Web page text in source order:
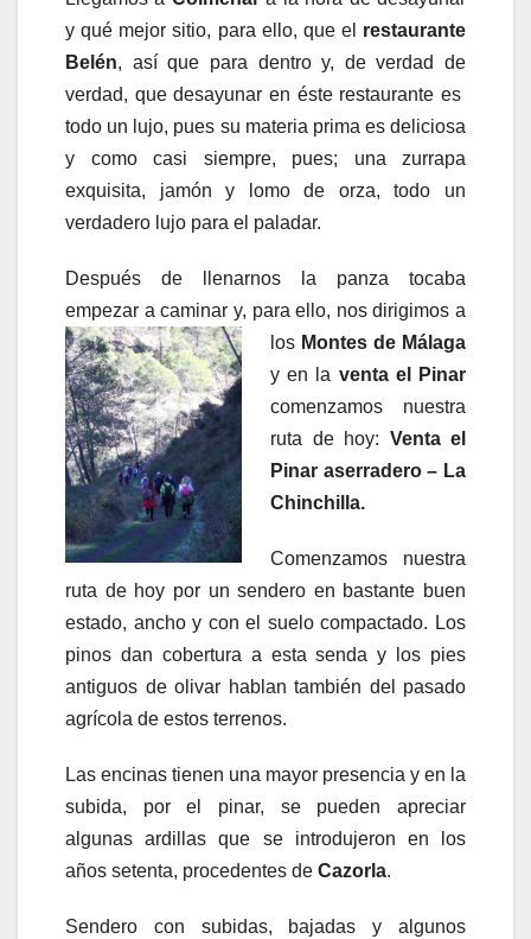
y qué mejor sitio, para ello, que el restaurante
Belén, así que para dentro y, de verdad de
verdad, que desayunar en éste restaurante es
todo un lujo, pues su materia prima es deliciosa
y como casi siempre, pues; una zurrapa
exquisita, jamón y lomo de orza, todo un
verdadero lujo para el paladar.
Después de llenarnos la panza tocaba
empezar a caminar y, para ello, nosdirigimos a
los Montes de Málaga
y en la venta el Pinar
comenzamos nuestra
ruta de hoy: Venta el
Pinar aserradero – La
Chinchilla.
Comenzamos nuestra
ruta de hoy por un sendero en bastante buen
estado, ancho y con el suelo compactado. Los
pinos dan cobertura a esta senda y los pies
antiguos de olivar hablan también del pasado
agrícola de estos terrenos.
Las encinas tienen una mayor presencia y en la
subida, por el pinar, se pueden apreciar
algunas ardillas que se introdujeron en los
años setenta, procedentes de Cazorla.
Sendero con subidas, bajadas y algunos